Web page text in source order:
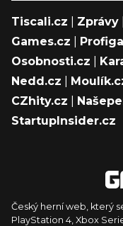
Tiscali.cz Zprávy
Games.cz
Osobnosti.cz
Nedd.cz
CZhity.cz
StartupInsider.cz
Český herní web, který
PlayStation 4, Xbox